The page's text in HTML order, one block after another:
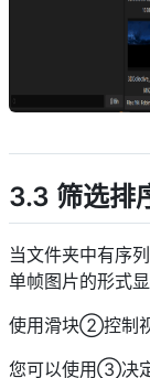
descript
3.3 筛选排
当文件夹中有序
单帧图片的形式显
使用滑块②控制
您可以使用③决定